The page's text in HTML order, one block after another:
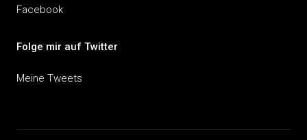
Facebook
Folge mir auf Twitter
Meine Tweets